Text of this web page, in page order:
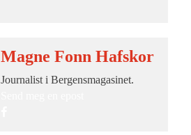
Magne Fonn Hafskor
Journalist i Bergensmagasinet.